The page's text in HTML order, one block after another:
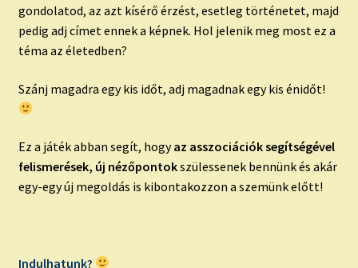
gondolatod, az azt kísérő érzést, esetleg történetet, majd
pedig adj címet ennek a képnek. Hol jelenik meg most ez a
téma az életedben?
Szánj magadra egy kis időt, adj magadnak egy kis énidőt!
Ez a játék abban segít, hogyaz asszociációk segítségével
felismerések, új nézőpontokszülessenek bennünk és akár
egy-egy új megoldás is kibontakozzon a szemünk előtt!
Indulhatunk?